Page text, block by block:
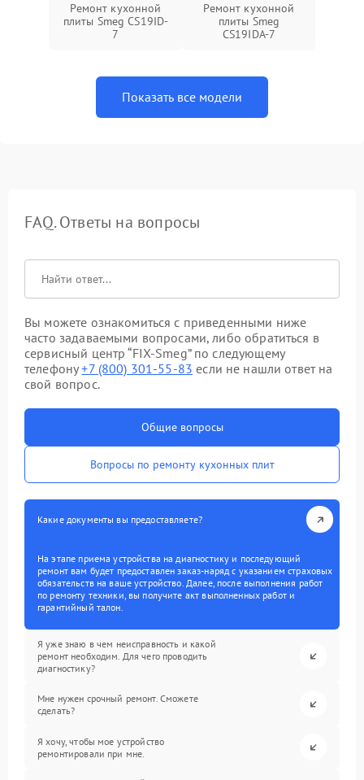
Ремонт кухонной
плиты Smeg CS19ID-
7
Ремонт кухонной
плиты Smeg
CS19IDA-7
Показать все модели
FAQ. Ответы на вопросы
Вы можете ознакомиться с приведенными ниже
часто задаваемыми вопросами, либо обратиться в
сервисный центр “FIX-Smeg” по следующему
телефону+7 (800) 301-55-83 если не нашли ответ на
свой вопрос.
Общие вопросы
Вопросы по ремонту кухонных плит
Какие документы вы предоставляете?
На этапе приема устройства на диагностику и последующий
ремонт вам будет предоставлен заказ-наряд с указанием страховых
обязательств на ваше устройство. Далее, после выполнения работ
по ремонту техники, вы получите акт выполненных работ и
гарантийный талон.
Я уже знаю в чем неисправность и какой
ремонт необходим. Для чего проводить
диагностику?
Мне нужен срочный ремонт. Сможете
сделать?
Я хочу, чтобы мое устройство
ремонтировали при мне.